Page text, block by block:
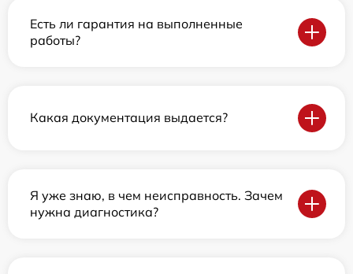
Есть ли гарантия на выполненные
работы?
Какая документация выдается?
Я уже знаю, в чем неисправность. Зачем
нужна диагностика?